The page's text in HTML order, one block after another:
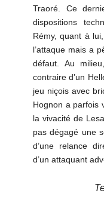
Traoré. Ce
dispositions
Rémy, quant à
l’attaque mais a
défaut. Au
contraire d’un
jeu niçois avec
Hognon a parfois
la vivacité de
pas dégagé une
d’une relance
d’un attaquant